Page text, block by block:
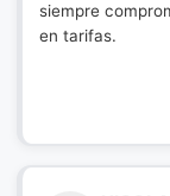
siempre
en tarifas.